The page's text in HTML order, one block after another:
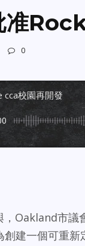
0
cca校園再開發
，Oakland市
建一個可重新